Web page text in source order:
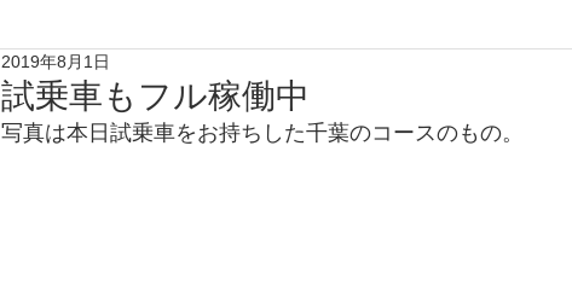
試乗車もフル稼働中
2019年8月1日
写真は本日試乗車をお持ちした千葉のコースのもの。